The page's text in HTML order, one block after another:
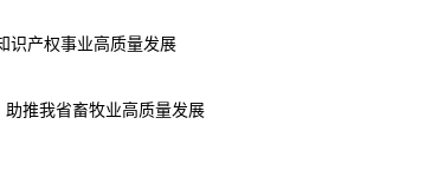
识产权事业高质量发展
推我省畜牧业高质量发展